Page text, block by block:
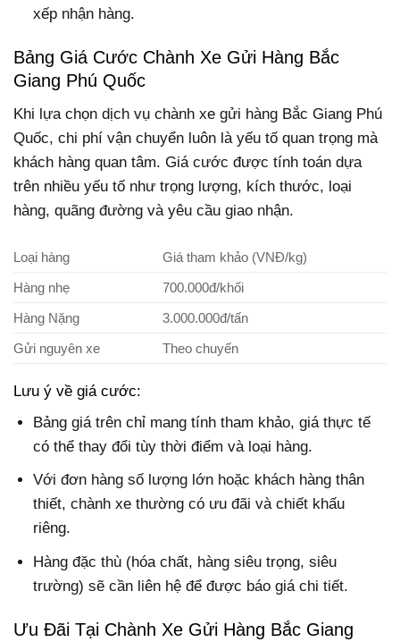
xếp nhận hàng.
Bảng Giá Cước Chành Xe Gửi Hàng Bắc
Giang Phú Quốc
Khi lựa chọn dịch vụ chành xe gửi hàng Bắc Giang Phú
Quốc, chi phí vận chuyển luôn là yếu tố quan trọng mà
khách hàng quan tâm. Giá cước được tính toán dựa
trên nhiều yếu tố như trọng lượng, kích thước, loại
hàng, quãng đường và yêu cầu giao nhận.
Loại hàng
Giá tham khảo (VNĐ/kg)
Hàng nhẹ
700.000đ/khối
Hàng Nặng
3.000.000đ/tấn
Gửi nguyên xe
Theo chuyến
Lưu ý về giá cước:
Bảng giá trên chỉ mang tính tham khảo, giá thực tế
có thể thay đổi tùy thời điểm và loại hàng.
Với đơn hàng số lượng lớn hoặc khách hàng thân
thiết, chành xe thường có ưu đãi và chiết khấu
riêng.
Hàng đặc thù (hóa chất, hàng siêu trọng, siêu
trường) sẽ cần liên hệ để được báo giá chi tiết.
Ưu Đãi Tại Chành Xe Gửi Hàng Bắc Giang